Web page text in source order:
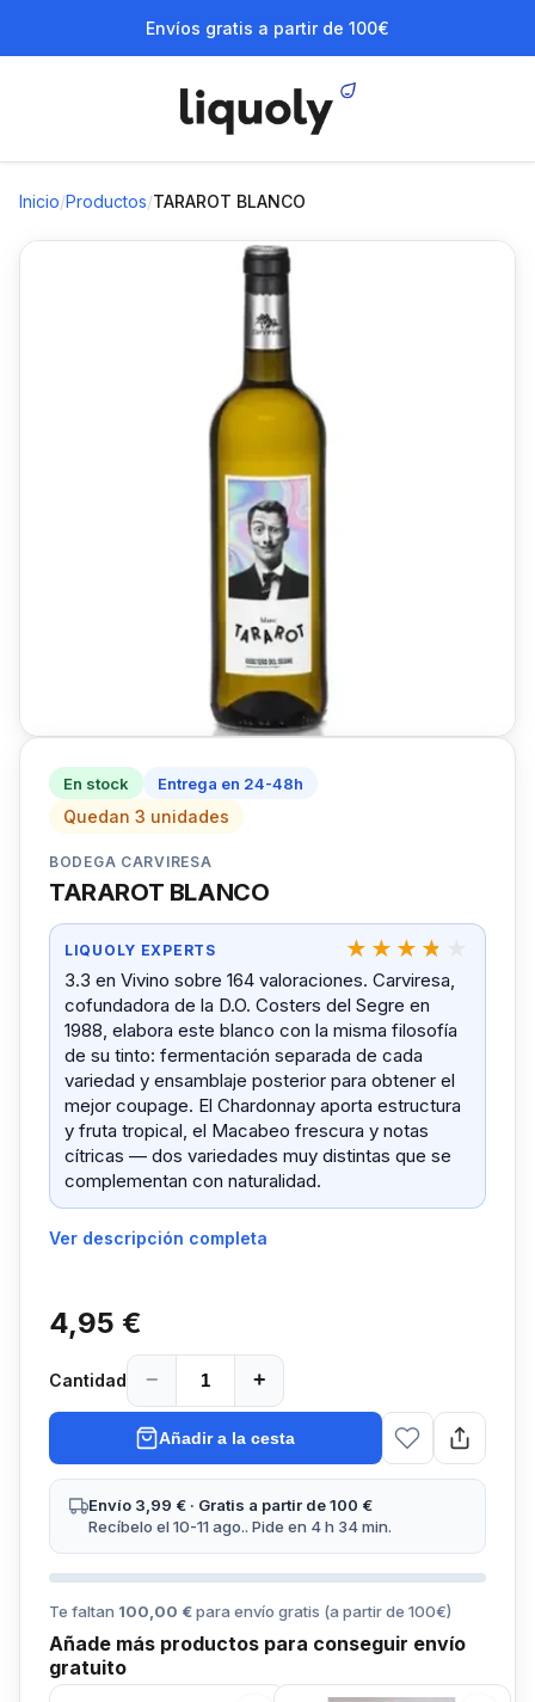
Envíos gratis a partir de 100€
Inicio/Productos/TARAROT BLANCO
En stock Entrega en 24-48h
Quedan 3 unidades
BODEGA CARVIRESA
TARAROT BLANCO
LIQUOLY EXPERTS
3.3 en Vivino sobre 164 valoraciones. Carviresa,
cofundadora de la D.O. Costers del Segre en
1988, elabora este blanco con la misma filosofía
de su tinto: fermentación separada de cada
variedad y ensamblaje posterior para obtener el
mejor coupage. El Chardonnay aporta estructura
y fruta tropical, el Macabeo frescura y notas
cítricas — dos variedades muy distintas que se
complementan con naturalidad.
Ver descripción completa
4,95 €
Cantidad − +
Añadir a la cesta
Envío 3,99 € · Gratis a partir de 100 €
Recíbelo el 10-11 ago.. Pide en 4 h 34 min.
Te faltan 100,00 €para envío gratis (a partir de 100€)
Añade más productos para conseguir envío
gratuito